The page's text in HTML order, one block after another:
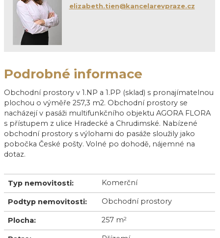
elizabeth.tien@kancelarevpraze.cz
Podrobné informace
Obchodní prostory v 1.NP a 1.PP (sklad) s pronajímatelnou
plochou o výměře 257,3 m2. Obchodní prostory se
nacházejí v pasáži multifunkčního objektu AGORA FLORA
s přístupem z ulice Hradecké a Chrudimské. Nabízené
obchodní prostory s výlohami do pasáže sloužily jako
pobočka České pošty. Volné po dohodě, nájemné na
dotaz.
Typ nemovitosti: Komerční
Podtyp nemovitosti: Obchodní prostory
Plocha: 257 m2